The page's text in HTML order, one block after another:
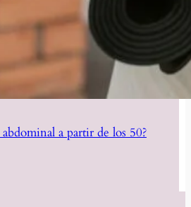
a partir de los 50?